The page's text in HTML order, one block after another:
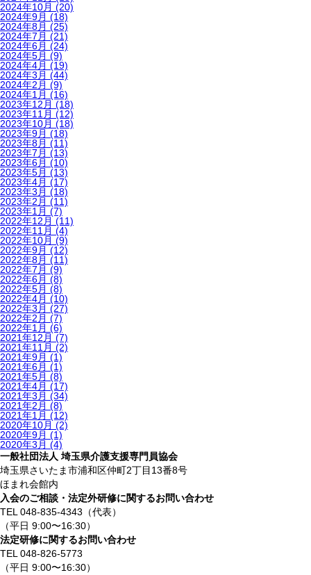
2024年10月 (20)
2024年9月 (18)
2024年8月 (25)
2024年7月 (21)
2024年6月 (24)
2024年5月 (9)
2024年4月 (19)
2024年3月 (44)
2024年2月 (9)
2024年1月 (16)
2023年12月 (18)
2023年11月 (12)
2023年10月 (18)
2023年9月 (18)
2023年8月 (11)
2023年7月 (13)
2023年6月 (10)
2023年5月 (13)
2023年4月 (17)
2023年3月 (18)
2023年2月 (11)
2023年1月 (7)
2022年12月 (11)
2022年11月 (4)
2022年10月 (9)
2022年9月 (12)
2022年8月 (11)
2022年7月 (9)
2022年6月 (8)
2022年5月 (8)
2022年4月 (10)
2022年3月 (27)
2022年2月 (7)
2022年1月 (6)
2021年12月 (7)
2021年11月 (2)
2021年9月 (1)
2021年6月 (1)
2021年5月 (8)
2021年4月 (17)
2021年3月 (34)
2021年2月 (8)
2021年1月 (12)
2020年10月 (2)
2020年9月 (1)
2020年3月 (4)
一般社団法人 埼玉県介護支援専門員協会
埼玉県さいたま市浦和区仲町2丁目13番8号
ほまれ会館内
入会のご相談・法定外研修に関するお問い合わせ
TEL 048-835-4343（代表）
（平日 9:00〜16:30）
法定研修に関するお問い合わせ
TEL 048-826-5773
（平日 9:00〜16:30）